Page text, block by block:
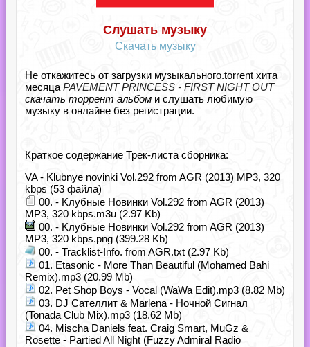
Слушать музыку
Скачать музыку
Не откажитесь от загрузки музыкального.torrent хита
месяца PAVEMENT PRINCESS - FIRST NIGHT OUT
скачать торрент альбом и слушать любимую
музыку в онлайне без регистрации.
Краткое содержание Трек-листа сборника:
VA - Klubnye novinki Vol.292 from AGR (2013) MP3, 320
kbps (53 файла)
00. - Kлубные Новинки Vol.292 from AGR (2013)
MP3, 320 kbps.m3u (2.97 Kb)
00. - Kлубные Новинки Vol.292 from AGR (2013)
MP3, 320 kbps.png (399.28 Kb)
00. - Tracklist-Info. from AGR.txt (2.97 Kb)
01. Etasonic - More Than Beautiful (Mohamed Bahi
Remix).mp3 (20.99 Mb)
02. Pet Shop Boys - Vocal (WaWa Edit).mp3 (8.82 Mb)
03. DJ Сателлит & Marlena - Ночной Сигнал
(Tonada Club Mix).mp3 (18.62 Mb)
04. Mischa Daniels feat. Craig Smart, MuGz &
Rosette - Partied All Night (Fuzzy Admiral Radio